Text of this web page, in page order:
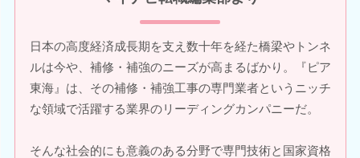
日本の高度経済成長期を支え数十年を経た橋梁やトンネ
ルは今や、補修・補強のニーズが高まるばかり。『ピア
東海』は、その補修・補強工事の専門業者というニッチ
な領域で活躍する業界のリーディングカンパニーだ。
そんな社会的にも意義のある分野で専門技術と国家資格